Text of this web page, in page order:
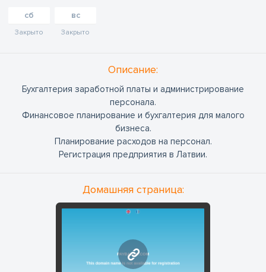
сб
Закрыто
вс
Закрыто
Oписание:
Бухгалтерия заработной платы и администрирование
персонала.
Финансовое планирование и бухгалтерия для малого
бизнеса.
Планирование расходов на персонал.
Регистрация предприятия в Латвии.
Домашняя страница:
paybaltic.com